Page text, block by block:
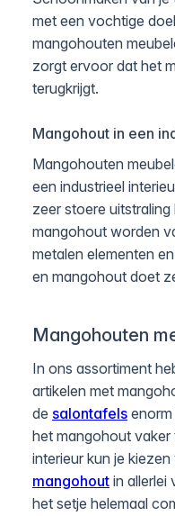
met een vochtige
mangohouten
zorgt ervoor dat het
terugkrijgt.
Mangohout in een
Mangohouten
een industrieel
zeer stoere
mangohout worden
metalen elementen
en mangohout doet
Mangohouten
In ons assortiment
artikelen met
de salontafels
het mangohout vaker
interieur kun je
mangohout in allerlei
het setje helemaal